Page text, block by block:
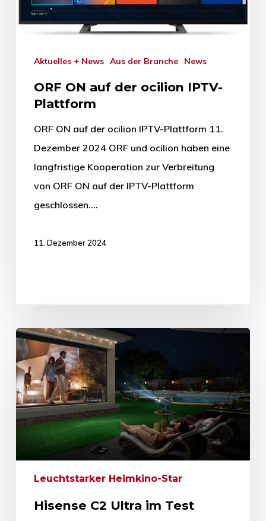
Aktuelles + News Aus der Branche News
ORF ON auf der ocilion IPTV-
Plattform
ORF ON auf der ocilion IPTV-Plattform 11.
Dezember 2024 ORF und ocilion haben eine
langfristige Kooperation zur Verbreitung
von ORF ON auf der IPTV-Plattform
geschlossen.…
11. Dezember 2024
Leuchtstarker Heimkino-Star
Hisense C2 Ultra im Test